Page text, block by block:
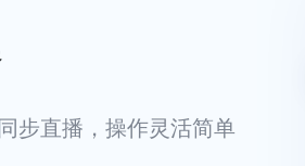
步直播，操作灵活简单